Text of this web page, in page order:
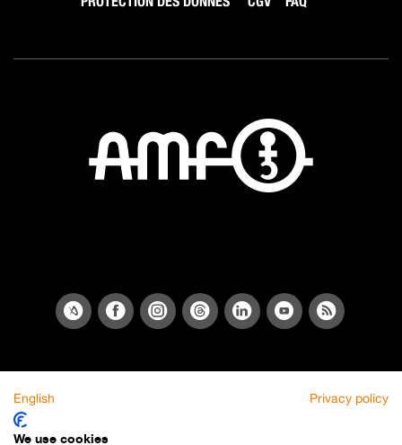
English Privacy policy
We use cookies